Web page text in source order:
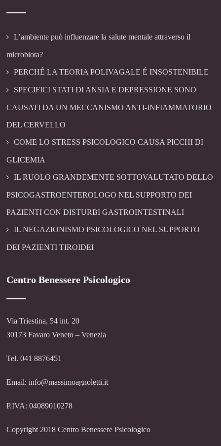
L’ambiente può influenzare la salute mentale attraverso il
microbiota?
PERCHÉ LA TEORIA POLIVAGALE É INSOSTENIBILE
SPECIFICI STATI DI ANSIA E DEPRESSIONE SONO
CAUSATI DA UN MECCANISMO ANTI-INFIAMMATORIO
DEL CERVELLO
COME LO STRESS PSICOLOGICO CAUSA PICCHI DI
GLICEMIA
IL RUOLO GRANDEMENTE SOTTOVALUTATO DELLO
PSICOGASTROENTEROLOGO NEL SUPPORTO DEI
PAZIENTI CON DISTURBI GASTROINTESTINALI
IL NEGAZIONISMO PSICOLOGICO NEL SUPPORTO
DEI PAZIENTI TIROIDEI
Centro Benessere Psicologico
Via Triestina, 54 int. 20
30173 Favaro Veneto – Venezia
Tel. 041 8876451
Email: info@massimoagnoletti.it
P.IVA: 04089010278
Copyright 2018 Centro Benessere Psicologico